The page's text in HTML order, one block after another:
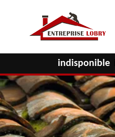
indisponible